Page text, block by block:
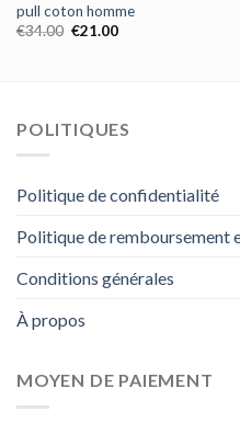
pull coton homme
€34.00 €21.00
POLITIQUES
Politique de confidentialité
Politique de remboursement
Conditions générales
À propos
MOYEN DE PAIEMENT